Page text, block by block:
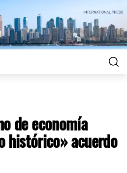
de economía
histórico» acuerdo